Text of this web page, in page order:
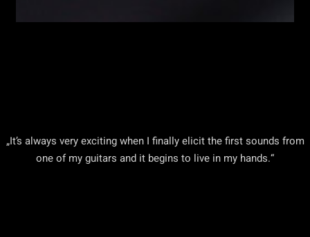
„It’s always very exciting when I finally elicit the first sounds from
one of my guitars and it begins to live in my hands.“